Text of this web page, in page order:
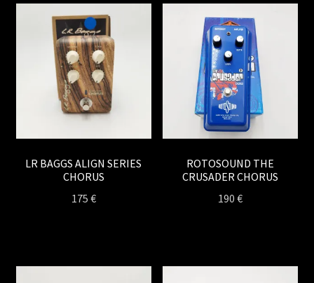
LR BAGGS ALIGN SERIES
CHORUS
175 €
ROTOSOUND THE
CRUSADER CHORUS
190€